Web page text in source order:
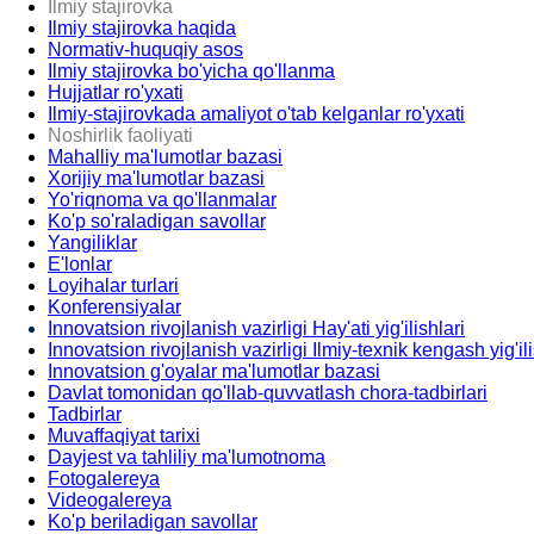
Ilmiy stajirovka
Ilmiy stajirovka haqida
Normativ-huquqiy asos
Ilmiy stajirovka bo'yicha qo'llanma
Hujjatlar ro'yxati
Ilmiy-stajirovkada amaliyot o'tab kelganlar ro'yxati
Noshirlik faoliyati
Mahalliy ma'lumotlar bazasi
Xorijiy ma'lumotlar bazasi
Yo'riqnoma va qo'llanmalar
Ko'p so'raladigan savollar
Yangiliklar
E'lonlar
Loyihalar turlari
Konferensiyalar
Innovatsion rivojlanish vazirligi Hay'ati yig'ilishlari
Innovatsion rivojlanish vazirligi Ilmiy-texnik kengash
Innovatsion g'oyalar ma'lumotlar bazasi
Davlat tomonidan qo'llab-quvvatlash chora-tadbirlari
Tadbirlar
Muvaffaqiyat tarixi
Dayjest va tahliliy ma'lumotnoma
Fotogalereya
Videogalereya
Ko'p beriladigan savollar